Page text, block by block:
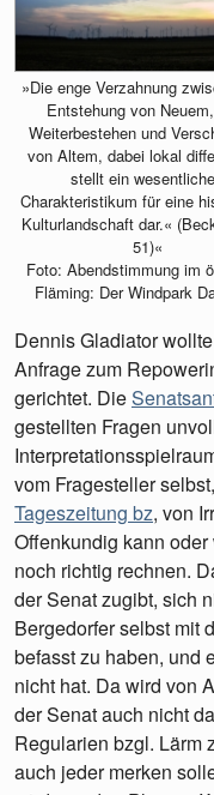
»Die enge Verzahnung
Entstehung von
Weiterbestehen und
von Altem, dabei lokal
stellt ein
Charakteristikum für eine
Kulturlandschaft dar.«
51)«
Foto: Abendstimmung im
Fläming: Der Windpark
Dennis Gladiator
Anfrage zum
gerichtet. Die
gestellten Fragen
vom Fragesteller
Tageszeitung bz, von
Offenkundig kann
noch richtig rechnen.
der Senat zugibt, sich
Bergedorfer selbst mit
befasst zu haben, und
nicht hat. Da wird von
der Senat auch nicht
Regularien bzgl. Lärm
auch jeder merken